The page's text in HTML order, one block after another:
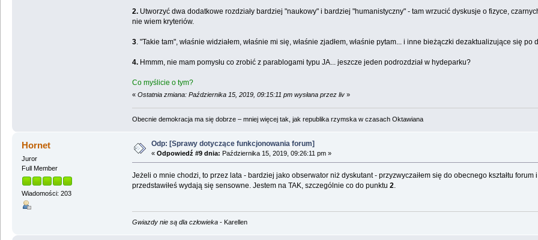
2.Utworzyć dwa dodatkowe rozdziały bardziej "naukowy" i bardziej "humanistyczny" - tam wrzucić dyskusje o fizyce,
nie wiem kryteriów.
3. "Takie tam", właśnie widziałem, właśnie mi się, właśnie zjadłem, właśnie pytam... i inne bieżączki dezaktualizujące się
4.Hmmm, nie mam pomysłu co zrobić z parablogami typu JA... jeszcze jeden podrozdział w hydeparku?
Co myślicie o tym?
« Ostatnia zmiana: Października 15, 2019, 09:15:11 pm wysłana przez liv»
Obecnie demokracja ma się dobrze – mniej więcej tak, jak republika rzymska w czasach Oktawiana
Hornet
Juror
Full Member
Wiadomości: 203
Odp: [Sprawy dotyczące funkcjonowania forum]
« Odpowiedź #9 dnia: Października 15, 2019, 09:26:11 pm »
Jeżeli o mnie chodzi, to przez lata - bardziej jako obserwator niż dyskutant - przyzwyczaiłem się do obecnego kształtu
przedstawiłeś wydają się sensowne. Jestem na TAK, szczególnie co do punktu 2.
Gwiazdy nie są dla człowieka- Karellen